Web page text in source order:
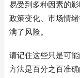
易受到多种因素的
政策变化、市场情
满了风险。
请记住这些只是可
方法是百分之百准